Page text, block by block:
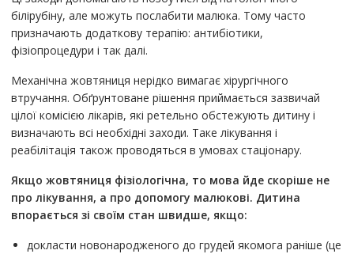
білірубіну, але можуть послабити малюка. Тому часто
призначають додаткову терапію: антибіотики,
фізіопроцедури і так далі.
Механічна жовтяниця нерідко вимагає хірургічного
втручання. Обґрунтоване рішення приймається зазвичай
цілої комісією лікарів, які ретельно обстежують дитину і
визначають всі необхідні заходи. Таке лікування і
реабілітація також проводяться в умовах стаціонару.
Якщо жовтяниця фізіологічна, то мова йде скоріше не
про лікування, а про допомогу малюкові. Дитина
впорається зі своїм стан швидше, якщо:
докласти новонародженого до грудей якомога раніше (це